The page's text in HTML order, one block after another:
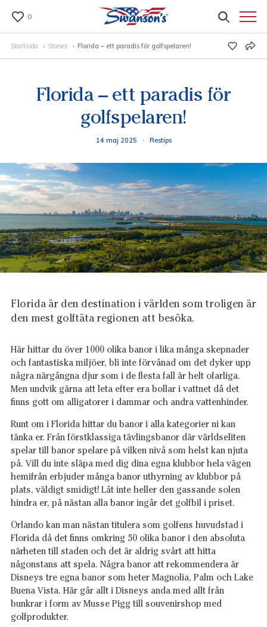
0
Startsida Stories Florida – ett paradis för golfspelaren!
Florida – ett paradis för
golfspelaren!
14 maj 2025 · Restips
Florida är den destination i världen som troligen är
den mest golftäta regionen att besöka.
Här hittar du över 1000 olika banor i lika många skepnader
och fantastiska miljöer, bli inte förvånad om det dyker upp
några närgångna djur som i de flesta fall är helt ofarliga.
Men undvik gärna att leta efter era bollar i vattnet då det
finns gott om alligatorer i dammar och andra vattenhinder.
Runt om i Florida hittar du banor i alla kategorier ni kan
tänka er. Från förstklassiga tävlingsbanor där världseliten
spelar till banor spelare på vilken nivå som helst kan njuta
på. Vill du inte släpa med dig dina egna klubbor hela vägen
hemifrån erbjuder många banor uthyrning av klubbor på
plats, väldigt smidigt! Låt inte heller den gassande solen
hindra er, på nästan alla banor ingår det golfbil i priset.
Orlando kan man nästan titulera som golfens huvudstad i
Florida då det finns omkring 50 olika banor i den absoluta
närheten till staden och det är aldrig svårt att hitta
någonstans att spela. Några banor att rekommendera är
Disneys tre egna banor som heter Magnolia, Palm och Lake
Buena Vista. Här går allt i Disneys anda med allt från
bunkrar i form av Musse Pigg till souvenirshop med
golfprodukter.